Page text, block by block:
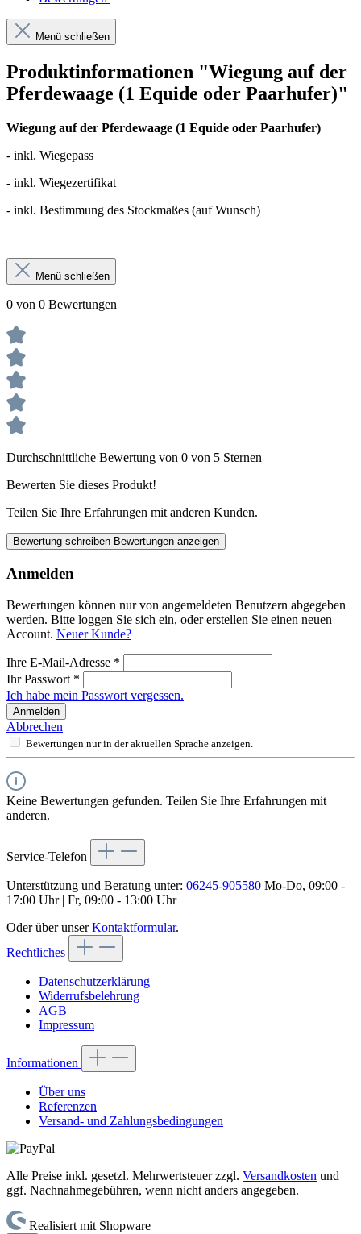
Menü schließen
Produktinformationen "Wiegung auf der
Pferdewaage (1 Equide oder Paarhufer)"
Wiegung auf der Pferdewaage (1 Equide oder Paarhufer)
- inkl. Wiegepass
- inkl. Wiegezertifikat
- inkl. Bestimmung des Stockmaßes (auf Wunsch)
Menü schließen
0 von 0 Bewertungen
Durchschnittliche Bewertung von 0 von 5 Sternen
Bewerten Sie dieses Produkt!
Teilen Sie Ihre Erfahrungen mit anderen Kunden.
Bewertung schreiben Bewertungen anzeigen
Anmelden
Bewertungen können nur von angemeldeten Benutzern abgegeben
werden. Bitte loggen Sie sich ein, oder erstellen Sie einen neuen
Account. Neuer Kunde?
Ihre E-Mail-Adresse *
Ihr Passwort *
Ich habe mein Passwort vergessen.
Anmelden
Abbrechen
Bewertungen nur in der aktuellen Sprache anzeigen.
Keine Bewertungen gefunden. Teilen Sie Ihre Erfahrungen mit
anderen.
Service-Telefon
Unterstützung und Beratung unter: 06245-905580 Mo-Do, 09:00 -
17:00 Uhr | Fr, 09:00 - 13:00 Uhr
Oder über unserKontaktformular.
Rechtliches
Datenschutzerklärung
Widerrufsbelehrung
AGB
Impressum
Informationen
Über uns
Referenzen
Versand- und Zahlungsbedingungen
Alle Preise inkl. gesetzl. Mehrwertsteuer zzgl. Versandkosten und
ggf. Nachnahmegebühren, wenn nicht anders angegeben.
Realisiert mit Shopware